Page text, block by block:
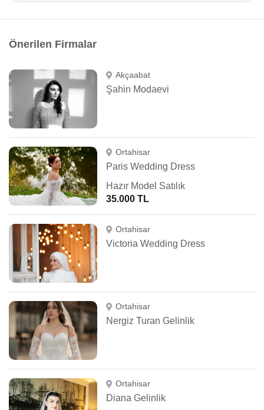
Önerilen Firmalar
Akçaabat
Şahin Modaevi
Ortahisar
Paris Wedding Dress
Hazır Model Satılık
35.000 TL
Ortahisar
Victoria Wedding Dress
Ortahisar
Nergiz Turan Gelinlik
Ortahisar
Diana Gelinlik